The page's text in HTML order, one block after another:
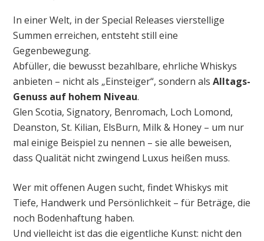
In einer Welt, in der Special Releases vierstellige
Summen erreichen, entsteht still eine
Gegenbewegung.
Abfüller, die bewusst bezahlbare, ehrliche Whiskys
anbieten – nicht als „Einsteiger“, sondern alsAlltags-
Genuss auf hohem Niveau.
Glen Scotia, Signatory, Benromach, Loch Lomond,
Deanston, St. Kilian, ElsBurn, Milk & Honey – um nur
mal einige Beispiel zu nennen – sie alle beweisen,
dass Qualität nicht zwingend Luxus heißen muss.
Wer mit offenen Augen sucht, findet Whiskys mit
Tiefe, Handwerk und Persönlichkeit – für Beträge, die
noch Bodenhaftung haben.
Und vielleicht ist das die eigentliche Kunst: nicht den